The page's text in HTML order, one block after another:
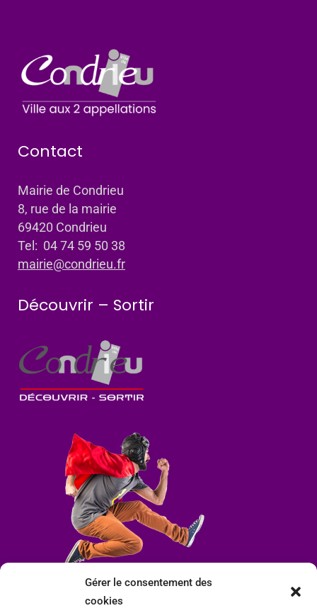
Gérer le consentement des
cookies
Contact
Mairie de Condrieu
8, rue de la mairie
69420 Condrieu
Tel: 04 74 59 50 38
mairie@condrieu.fr
Découvrir – Sortir